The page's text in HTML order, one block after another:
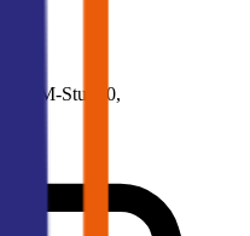
BM-Stufe 0,